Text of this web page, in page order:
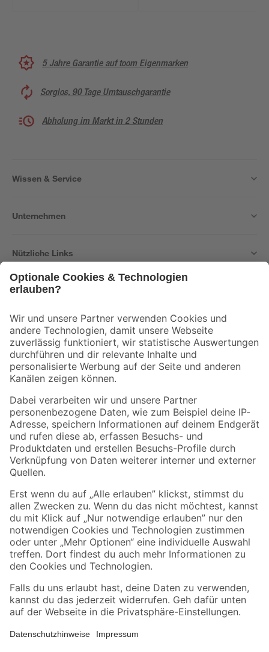
5 Jahre Garantie auf toom Eigenmarken
Sorglos, 90 Tage Umtauschgarantie
Abholung im Markt in 2 Stunden
Wissen & Service
Unternehmen
Nützliche Links
Der toom Newsletter: Keine Angebote und Aktionen mehr verpassen!
Zur Newsletter Anmeldung
Folge uns
Zahlungsarten Versandarten
Sicher einkaufen
Jetzt die toom-App herunterladen
Alle Preisangaben in EUR inkl. gesetzl. MwSt.. Die dargestellten Angebote sind unter
Umständen nicht in allen Märkten verfügbar. Die angegebenen Verfügbarkeiten beziehen
Produkte nur solange der Vorrat reicht.
*Paketversand ab 59 € versandkostenfrei, gilt nicht für Artikel mit Speditionsversand, hier